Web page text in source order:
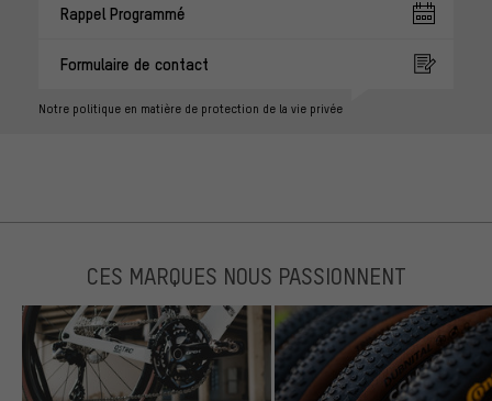
Rappel Programmé
Formulaire de contact
Notre politique en matière de protection de la vie privée
CES MARQUES NOUS PASSIONNENT